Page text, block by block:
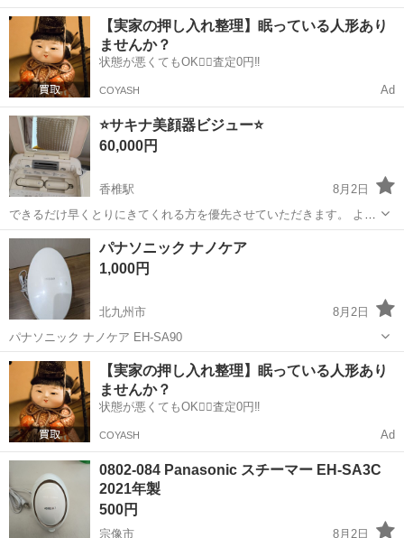
の美容器です。 うるおいスチーム＆温感ヒーター: 給水プレートを濡
らしてセットすることでスチームが発生し、目もとをしっとり保湿し
ながら温めます。 選べる2つ...
福岡 福岡市 千早駅 美容家電
【実家の押し入れ整理】眠っている人形あり
ませんか？
状態が悪くてもOK🙆‍♀️査定0円‼️
COYASH Ad
⭐️サキナ美顔器ビジュー⭐️
60,000円
香椎駅
8月2日
できるだけ早くとりにきてくれる方を優先させていただきます。 よろ
しくおねがいします。 問題なく使用できるものです。 購入後の返品
は、お断りいたします。
福岡 福岡市 香椎駅 美容家電
パナソニック ナノケア
1,000円
北九州市
8月2日
パナソニック ナノケア EH-SA90
福岡 北九州市 美容家電 ナノケア
【実家の押し入れ整理】眠っている人形あり
ませんか？
状態が悪くてもOK🙆‍♀️査定0円‼️
COYASH Ad
0802-084 Panasonic スチーマー EH-SA3C
2021年製
500円
宗像市 8月2日